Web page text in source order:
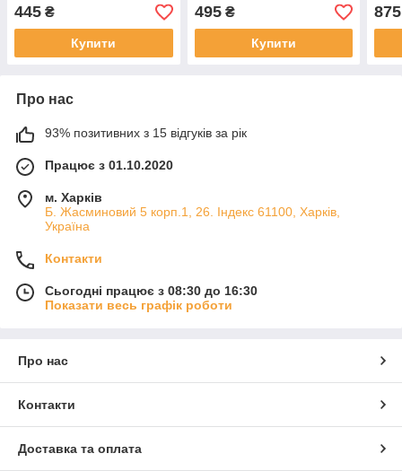
445 ₴
Купити
495₴
Купити
875
Про нас
93% позитивних з 15 відгуків за рік
Працює з 01.10.2020
м. Харків
Б. Жасминовий 5 корп.1, 26. Індекс 61100, Харків,
Україна
Контакти
Сьогодні працює з 08:30 до 16:30
Показати весь графік роботи
Про нас
Контакти
Доставка та оплата